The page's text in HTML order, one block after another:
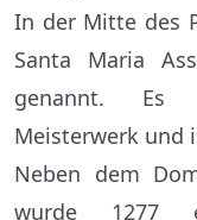
In der Mitte des
Santa Maria
genannt. Es
Meisterwerk und
Neben dem
wurde 1277